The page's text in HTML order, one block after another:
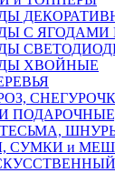
С
ХВОЙНЫЕ
СУМКИ и